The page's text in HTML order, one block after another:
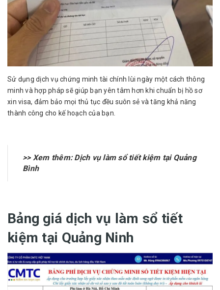
Sử dụng dịch vụ chứng minh tài chính lùi ngày một cách thông
minh và hợp pháp sẽ giúp bạn yên tâm hơn khi chuẩn bị hồ sơ
xin visa, đảm bảo mọi thủ tục đều suôn sẻ và tăng khả năng
thành công cho kế hoạch của bạn.
>> Xem thêm:Dịch vụ làm sổ tiết kiệm tại Quảng
Bình
Bảng giá dịch vụ làm sổ tiết
kiệm tại Quảng Ninh